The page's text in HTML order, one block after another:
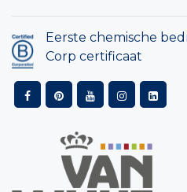
Eerste chemische
Corp certificaat